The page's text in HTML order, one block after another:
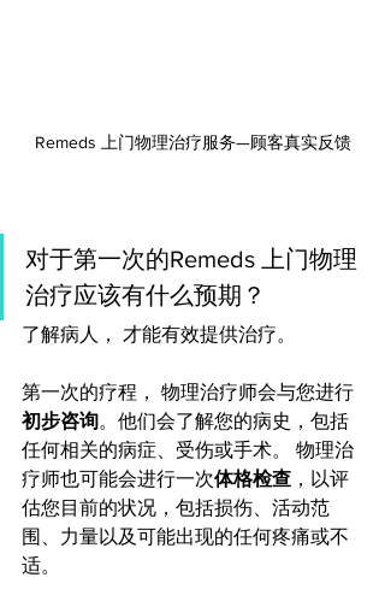
Remeds 上门物理治疗服务—顾客真实反馈
对于第一次的Remeds 上门物理
治疗应该有什么预期？
了解病人， 才能有效提供治疗。
第一次的疗程， 物理治疗师会与您进行
初步咨询。他们会了解您的病史，包括
任何相关的病症、受伤或手术。 物理治
疗师也可能会进行一次体格检查 ，以评
估您目前的状况，包括损伤、活动范
围、力量以及可能出现的任何疼痛或不
适。